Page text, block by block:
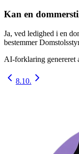
Kan en
Ja, ved ledighed i en
bestemmer
AI-forklaring genereret
8.10.